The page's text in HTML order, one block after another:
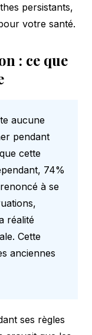
persistants,
votre santé.
: ce que
aucune
pendant
cette
74%
à se
réalité
Cette
anciennes
ses règles